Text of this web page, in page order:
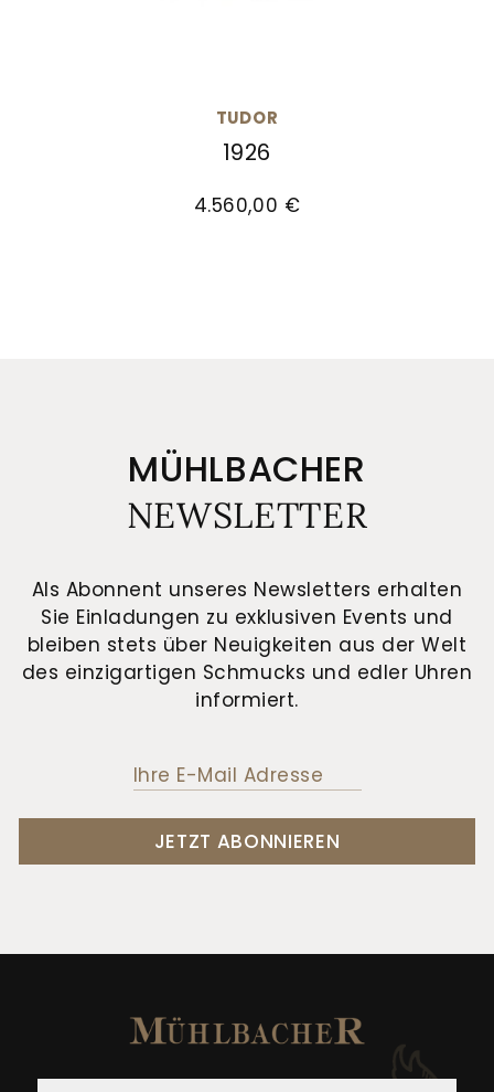
TUDOR
1926
4.560,00 €
MÜHLBACHER
NEWSLETTER
Als Abonnent unseres Newsletters erhalten
Sie Einladungen zu exklusiven Events und
bleiben stets über Neuigkeiten aus der Welt
des einzigartigen Schmucks und edler Uhren
informiert.
JETZT ABONNIEREN